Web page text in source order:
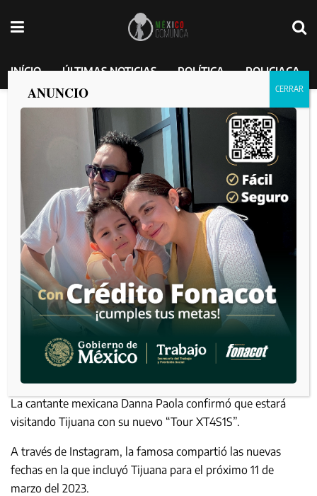
INÍCIO ÚLTIMAS NOTICIAS POLÍTICA POLICIACA
Danna Paola confirma fecha en Tijuana
para su nuevo “Tour XT4S1S”.
por México Comunica 2024-10-28
La cantante mexicana Danna Paola confirmó que estará
visitando Tijuana con su nuevo “Tour XT4S1S”.
A través de Instagram, la famosa compartió las nuevas
fechas en la que incluyó Tijuana para el próximo 11 de
marzo del 2023.
ANUNCIO